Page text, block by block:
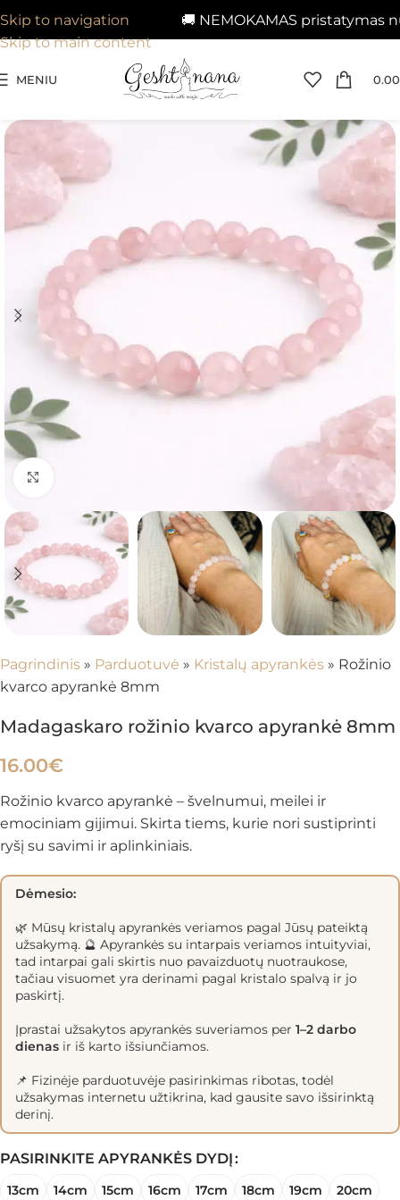
🚚 NEMOKAMAS pristatymas
Skip to navigation
Skip to main content
MENIU 0.00
Pagrindinis » Parduotuvė » Kristalų apyrankės » Rožinio
kvarco apyrankė 8mm
Madagaskaro rožinio kvarco apyrankė 8mm
16.00€
Rožinio kvarco apyrankė – švelnumui, meilei ir
emociniam gijimui. Skirta tiems, kurie nori sustiprinti
ryšį su savimi ir aplinkiniais.
Dėmesio:
🌿 Mūsų kristalų apyrankės veriamos pagal Jūsų pateiktą
užsakymą. 🔮 Apyrankės su intarpais veriamos intuityviai,
tad intarpai gali skirtis nuo pavaizduotų nuotraukose,
tačiau visuomet yra derinami pagal kristalo spalvą ir jo
paskirtį.
Įprastai užsakytos apyrankės suveriamos per 1–2 darbo
dienas ir iš karto išsiunčiamos.
📌 Fizinėje parduotuvėje pasirinkimas ribotas, todėl
užsakymas internetu užtikrina, kad gausite savo išsirinktą
derinį.
PASIRINKITE APYRANKĖS DYDĮ
13cm 14cm 15cm 16cm 17cm 18cm 19cm 20cm